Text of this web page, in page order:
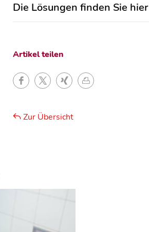
Die Lösungen finden Sie hier
Artikel teilen
Zur Übersicht